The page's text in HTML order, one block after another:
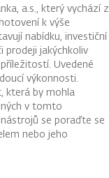
a.s., který vychází z
k výše
nabídku, investiční
prodeji jakýchkoliv
Uvedené
výkonnosti.
která by mohla
v tomto
se poraďte se
nebo jeho